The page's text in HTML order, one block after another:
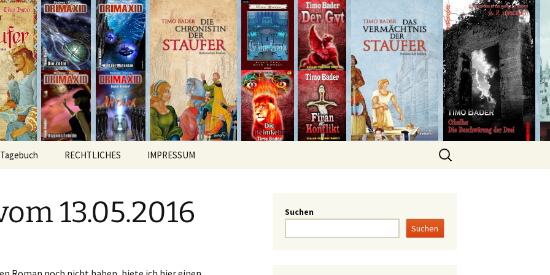
Tagebuch RECHTLICHES IMPRESSUM
13.05.2016
Suchen
Suchen